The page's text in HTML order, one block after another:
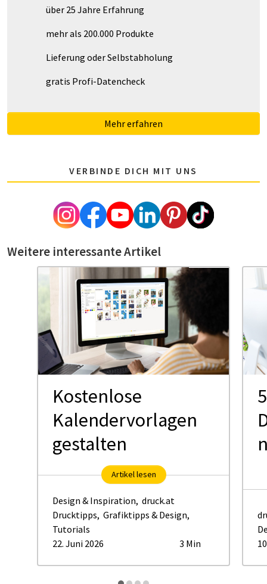
über 25 Jahre Erfahrung
mehr als 200.000 Produkte
Lieferung oder Selbstabholung
gratis Profi-Datencheck
Mehr erfahren
VERBINDE DICH MIT UNS
Weitere interessante Artikel
Kostenlose
Kalendervorlagen
gestalten
Artikel lesen
Design & Inspiration, druck.at
Drucktipps, Grafiktipps & Design,
Tutorials
22. Juni 2026
3 Min